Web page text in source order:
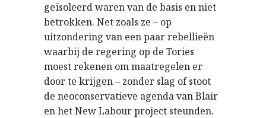
geïsoleerd waren van de basis en niet
betrokken. Net zoals ze – op
uitzondering van een paar rebellieën
waarbij de regering op de Tories
moest rekenen om maatregelen er
door te krijgen – zonder slag of stoot
de neoconservatieve agenda van Blair
en het New Labour project steunden.